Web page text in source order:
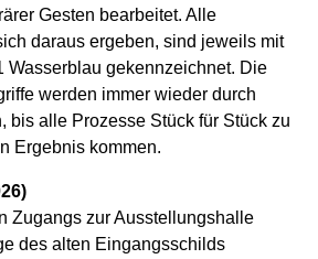
Gesten bearbeitet. Alle
daraus ergeben, sind jeweils mit
Wasserblau gekennzeichnet. Die
werden immer wieder durch
bis alle Prozesse Stück für Stück zu
Ergebnis kommen.
Zugangs zur Ausstellungshalle
des alten Eingangsschilds